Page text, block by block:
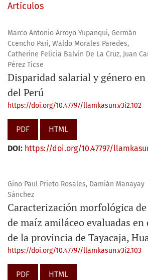
Artículos
Marco Antonio Arroyo Yupanqui, Germán
Ccencho Pari, Waldo Morales Paredes,
Catherine Felicia Balvin De La Cruz, Juan
Pérez Ticse
Disparidad salarial y género
del Perú
https://doi.org/10.47797/llamkasun.v3i2.102
PDF
HTML
DOI: https://doi.org/10.47797/
Gino Paul Prieto Rosales, Damián Manayay
Sánchez
Caracterización morfológica
de maíz amiláceo evaluadas en
de la provincia de Tayacaja,
https://doi.org/10.47797/llamkasun.v3i2.103
PDF
HTML